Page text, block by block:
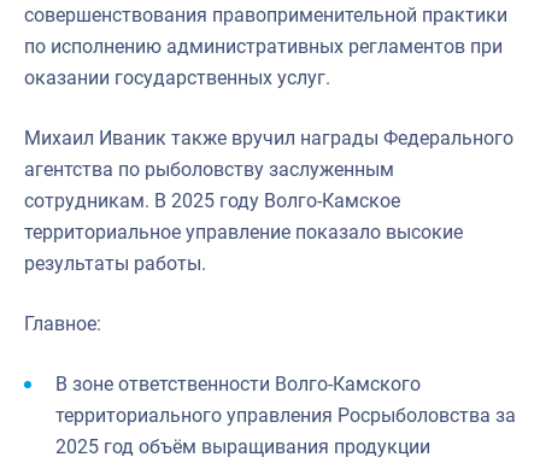
совершенствования правоприменительной практики
по исполнению административных регламентов при
оказании государственных услуг.
Михаил Иваник также вручил награды Федерального
агентства по рыболовству заслуженным
сотрудникам. В 2025 году Волго-Камское
территориальное управление показало высокие
результаты работы.
Главное:
В зоне ответственности Волго-Камского
территориального управления Росрыболовства за
2025 год объём выращивания продукции